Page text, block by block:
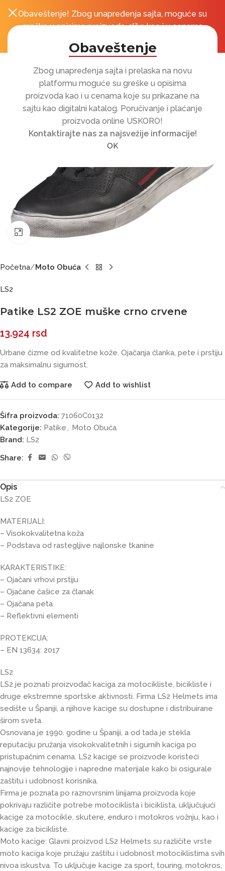
Obaveštenje
Zbog unapređenja sajta i prelaska na novu
platformu moguće su greške u opisima
proizvoda kao i u cenama koje su prikazane na
sajtu kao digitalni katalog. Poručivanje i plaćanje
proizvoda online USKORO!
Kontaktirajte nas za najsvežije informacije!
OK
Obaveštenje! Zbog unapređenja sajta, moguće su
greške u opisima proizvoda, slika kao i u cenama
Click to enlarge
Početna Moto Obuća
LS2
Patike LS2 ZOE muške crno crvene
13.924 rsd
Urbane čizme od kvalitetne kože. Ojačanja članka, pete i prstiju
za maksimalnu sigurnost.
Add to compare Add to wishlist
Šifra proizvoda: 71060C0132
Kategorije: Patike, Moto Obuća
Brand: LS2
Share:
Opis
LS2 ZOE
MATERIJALI:
– Visokokvalitetna koža
– Podstava od rastegljive najlonske tkanine
KARAKTERISTIKE:
– Ojačani vrhovi prstiju
– Ojačane čašice za članak
– Ojačana peta
– Reflektivni elementi
PROTEKCIJA:
– EN 13634: 2017
LS2
LS2 je poznati proizvođač kaciga za motocikliste, bicikliste i
druge ekstremne sportske aktivnosti. Firma LS2 Helmets ima
sedište u Španiji, a njihove kacige su dostupne i distribuirane
širom sveta.
Osnovana je 1990. godine u Španiji, a od tada je stekla
reputaciju pružanja visokokvalitetnih i sigurnih kaciga po
pristupačnim cenama. LS2 kacige se proizvode koristeći
najnovije tehnologije i napredne materijale kako bi osigurale
zaštitu i udobnost korisnika.
Firma je poznata po raznovrsnim linijama proizvoda koje
pokrivaju različite potrebe motociklista i biciklista, uključujući
kacige za motocikle, skutere, enduro i motokros vožnju, kao i
kacige za bicikliste.
Moto kacige: Glavni proizvod LS2 Helmets su različite vrste
moto kaciga koje pružaju zaštitu i udobnost motociklistima svih
nivoa iskustva. To uključuje kacige za sport, touring, motokros,